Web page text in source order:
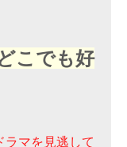
こでも好
ラマを見逃して